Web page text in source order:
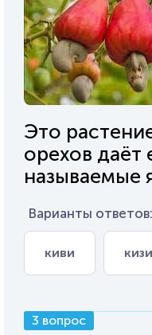
Это
орехов даёт
называемые
Варианты ответов:
киви
3 вопрос